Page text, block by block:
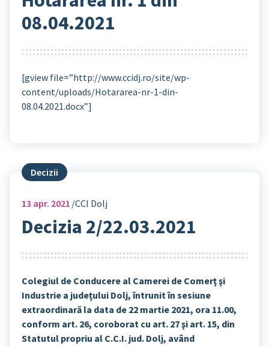
08.04.2021
[gview file=”http://www.ccidj.ro/site/wp-
content/uploads/Hotararea-nr-1-din-
08.04.2021.docx”]
Decizii
13 apr. 2021 CCI Dolj
Decizia 2/22.03.2021
Colegiul de Conducere al Camerei de Comerţ şi
Industrie a judeţului Dolj, întrunit în sesiune
extraordinară la data de 22 martie 2021, ora 11.00,
conform art. 26, coroborat cu art. 27 şi art. 15, din
Statutul propriu al C.C.I. jud. Dolj, având